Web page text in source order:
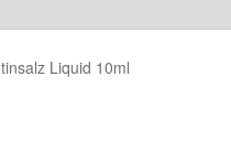
Liquid 10ml